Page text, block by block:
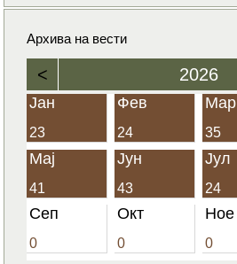
Архива на вести
< 2026
Јан
23
Фев
24
Мар
35
Мај
41
Јун
43
Јул
24
Сеп
0
Окт
0
Ное
0